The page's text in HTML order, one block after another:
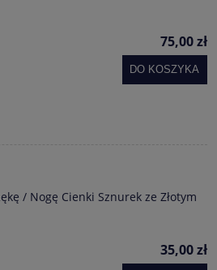
75,00 zł
DO KOSZYKA
/ Nogę Cienki Sznurek ze Złotym
35,00 zł